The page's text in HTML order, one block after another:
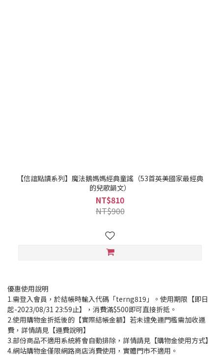
【信誼點讀系列】魔法鵝媽媽經典童謠（53首英美國家最經典
的兒歌韻文）
NT$810
NT$900
優惠使用說明
1.需登入會員，於結帳時輸入代碼「terng819」。使用期限【即日
起-2023/08/31 23:59止】，消費滿$500即可直接折抵。
2.使用購物金折抵後的【實際結帳金額】若未達免運門檻需加收運
費，詳情請見 【運費說明】
3.部份商品不適用系統將會自動排除，詳情請見 【購物金使用方式】
4.網站購物金僅限網路商店消費使用，實體門市不適用。